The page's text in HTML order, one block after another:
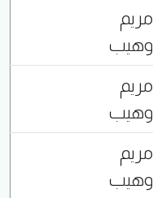
مريم
وهيب
مريم
وهيب
مريم
وهيب